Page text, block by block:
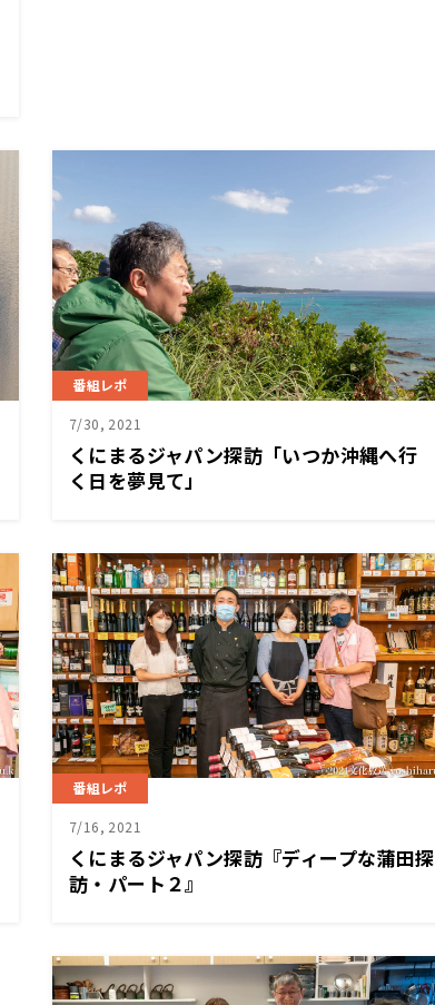
番組レポ
7/30, 2021
くにまるジャパン探訪「いつか沖縄へ行
く日を夢見て」
番組レポ
7/16, 2021
くにまるジャパン探訪『ディープな蒲田探
訪・パート２』